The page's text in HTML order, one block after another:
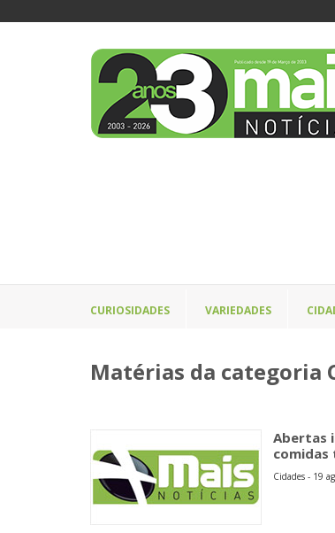
CURIOSIDADES VARIEDADES
Matérias da categoria
Abertas
Cidades - 19